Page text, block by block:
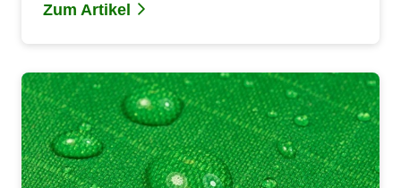
wasserdicht machst.
Zum Artikel